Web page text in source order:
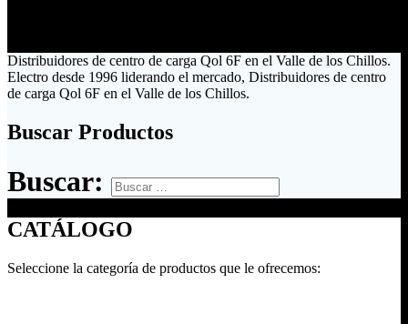
Distribuidores de centro de carga Qol 6F en el Valle de los Chillos.
Electro desde 1996 liderando el mercado, Distribuidores de centro
de carga Qol 6F en el Valle de los Chillos.
Buscar Productos
Buscar:
CATÁLOGO
Seleccione la categoría de productos que le ofrecemos: